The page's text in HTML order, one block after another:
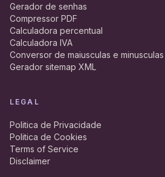
Gerador de senhas
Compressor PDF
Calculadora percentual
Calculadora IVA
Conversor de maiusculas e minusculas
Gerador sitemap XML
LEGAL
Politica de Privacidade
Politica de Cookies
Terms of Service
Disclaimer